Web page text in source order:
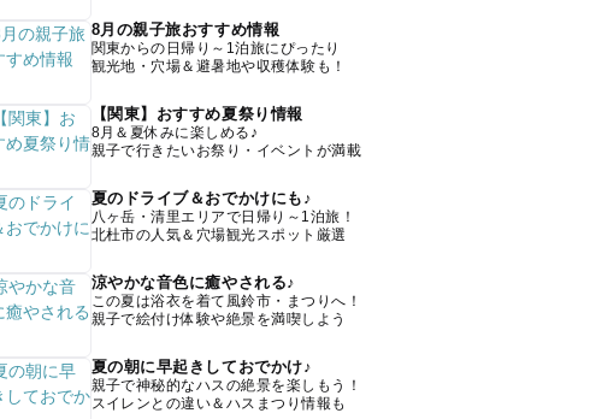
8月の親子旅おすすめ情報
関東からの日帰り～1泊旅にぴったり
観光地・穴場＆避暑地や収穫体験も！
【関東】おすすめ夏祭り情報
8月＆夏休みに楽しめる♪
親子で行きたいお祭り・イベントが満載
夏のドライブ＆おでかけにも♪
八ヶ岳・清里エリアで日帰り～1泊旅！
北杜市の人気＆穴場観光スポット厳選
涼やかな音色に癒やされる♪
この夏は浴衣を着て風鈴市・まつりへ！
親子で絵付け体験や絶景を満喫しよう
夏の朝に早起きしておでかけ♪
親子で神秘的なハスの絶景を楽しもう！
スイレンとの違い＆ハスまつり情報も